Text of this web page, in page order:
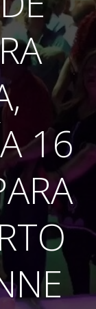
16